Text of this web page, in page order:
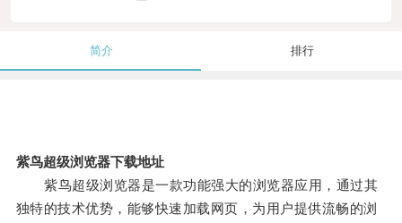
简介 排行
紫鸟超级浏览器下载地址
紫鸟超级浏览器是一款功能强大的浏览器应用，通过其
独特的技术优势，能够快速加载网页，为用户提供流畅的浏